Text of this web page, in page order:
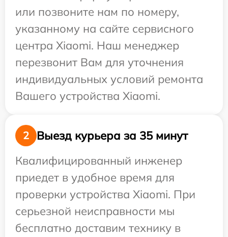
или позвоните нам по номеру,
указанному на сайте сервисного
центра Xiaomi. Наш менеджер
перезвонит Вам для уточнения
индивидуальных условий ремонта
Вашего устройства Xiaomi.
2
Выезд курьера за 35 минут
Квалифицированный инженер
приедет в удобное время для
проверки устройства Xiaomi. При
серьезной неисправности мы
бесплатно доставим технику в